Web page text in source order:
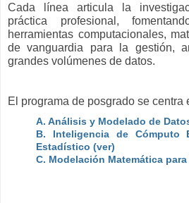
Cada línea articula la
práctica profesional,
herramientas computacionales,
de vanguardia para la gestión,
grandes volúmenes de datos.
El programa de posgrado se centra
A. Análisis y Modelado de
B. Inteligencia de Cómputo
Estadístico (ver)
C. Modelación Matemática